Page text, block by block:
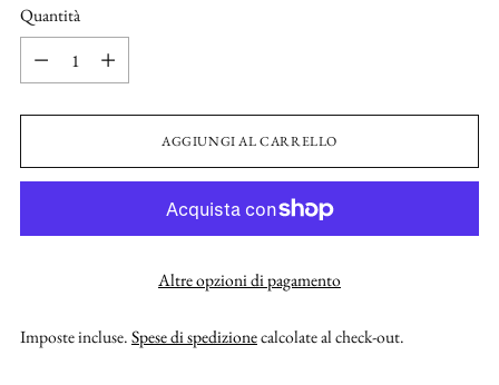
Quantità
AGGIUNGI AL CARRELLO
Altre opzioni di pagamento
Imposte incluse.Spese di spedizionecalcolate al check-out.